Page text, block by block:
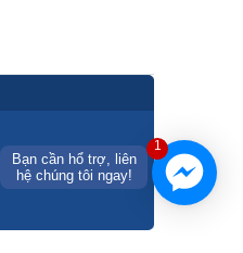
1
Bạn cần hổ trợ, liên
hệ chúng tôi ngay!